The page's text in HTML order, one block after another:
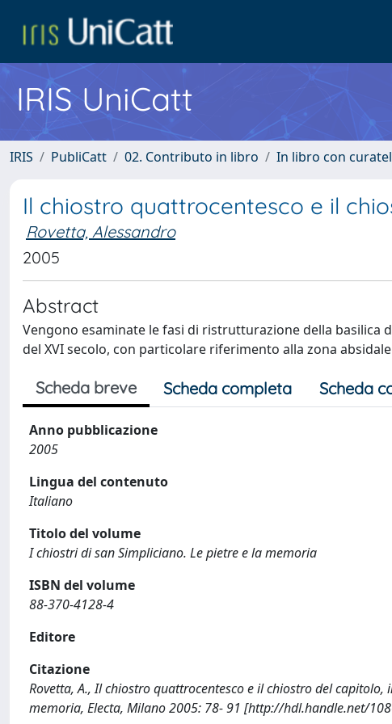
IRIS UniCatt
IRIS PubliCatt 02. Contributo in libro In libro con
Il chiostro quattrocentesco e il
Rovetta, Alessandro
2005
Abstract
Vengono esaminate le fasi di ristrutturazione della basilica
del XVI secolo, con particolare riferimento alla zona
Scheda breve Scheda completa Scheda
Anno pubblicazione
2005
Lingua del contenuto
Italiano
Titolo del volume
I chiostri di san Simpliciano. Le pietre e la memoria
ISBN del volume
88-370-4128-4
Editore
Citazione
Rovetta, A., Il chiostro quattrocentesco e il chiostro del
memoria, Electa, Milano 2005: 78- 91 [http://hdl.handle.net/